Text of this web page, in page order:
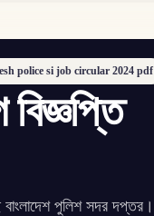
police si job circular 2024 pdf
পুলিশ সদর দপ্তর।